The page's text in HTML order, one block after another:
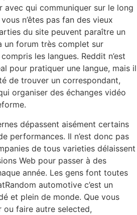
avec qui communiquer sur le long
n’êtes pas fan des vieux
du site peuvent paraître un
un forum très complet sur
les langues. Reddit n’est
pour pratiquer une langue, mais il
de trouver un correspondant,
organiser des échanges vidéo
dépassent aisément certains
performances. Il n’est donc pas
de tous varieties délaissent
Web pour passer à des
année. Les gens font toutes
automotive c’est un
et plein de monde. Que vous
ou faire autre selected,